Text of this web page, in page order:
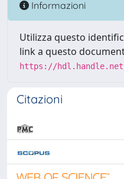
Informazioni
Utilizza questo
link a questo
https://hdl.handle.net/
Citazioni